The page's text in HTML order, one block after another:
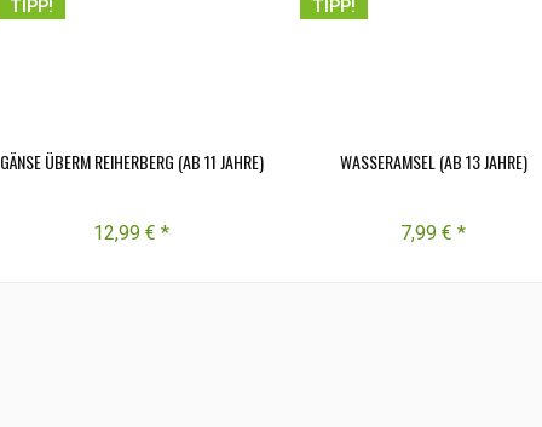
TIPP!
GÄNSE ÜBERM REIHERBERG (AB 11 JAHRE)
12,99 € *
TIPP!
WASSERAMSEL (AB 13 JAHRE)
7,99 € *